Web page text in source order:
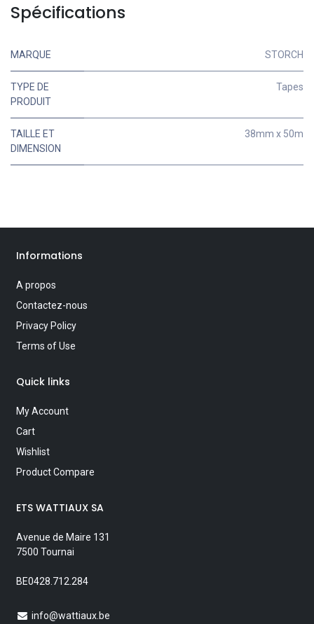
Spécifications
MARQUE STORCH
TYPE DE
PRODUIT
Tapes
TAILLE ET
DIMENSION
38mm x 50m
Informations
A propos
Contactez-nous
Privacy Policy
Terms of Use
Quick links
My Account
Cart
Wishlist
Product Compare
ETS WATTIAUX SA
Avenue de Maire 131
7500 Tournai
BE0428.712.284
info@wattiaux.be